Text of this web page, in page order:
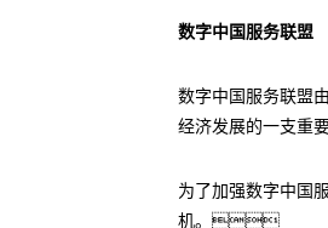
数字中国服务联盟
数字中国服务联盟
经济发展的一支
为了加强数字中
机。